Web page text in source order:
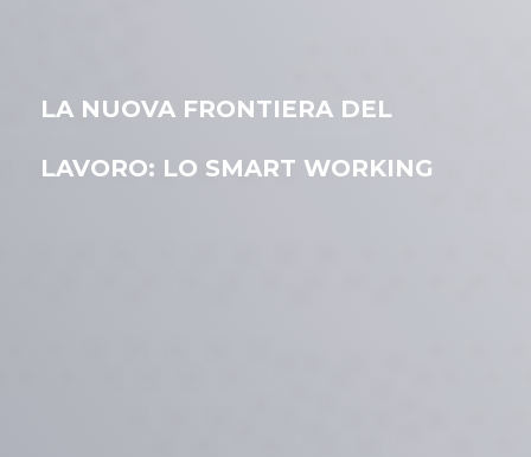
LA NUOVA FRONTIERA DEL
LAVORO: LO SMART WORKING